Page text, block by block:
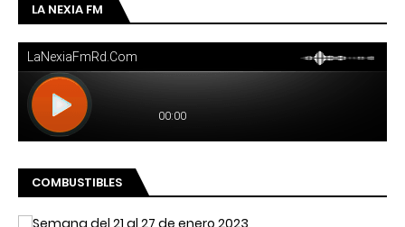
LA NEXIA FM
COMBUSTIBLES